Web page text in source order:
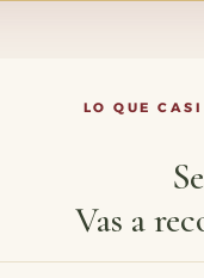
LO QUE
Vas a